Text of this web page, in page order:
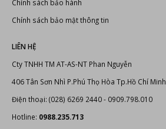
Chính sách bảo hành
Chính sách bảo mật thông tin
LIÊN HỆ
Cty TNHH TM AT-AS-NT Phan Nguyễn
406 Tân Sơn Nhì P.Phú Thọ Hòa Tp.Hồ Chí Minh
Điện thoại: (028) 6269 2440 - 0909.798.010
Hotline: 0988.235.713